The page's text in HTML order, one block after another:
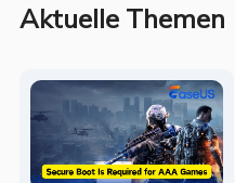
Aktuelle Themen